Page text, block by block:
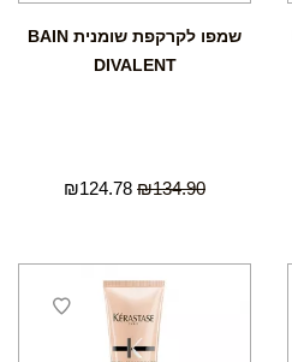
שמפו לקרקפת שומנית BAIN
DIVALENT
₪134.90
₪124.78